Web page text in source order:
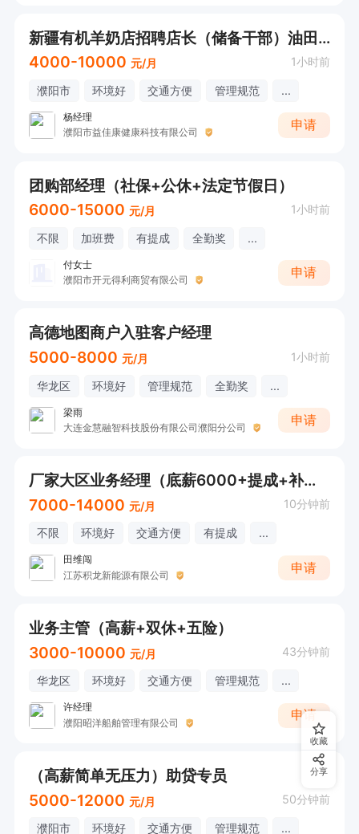
新疆有机羊奶店招聘店长（储备干部）油田/市区
4000-10000 元/月 1小时前
濮阳市 环境好 交通方便 管理规范 ...
杨经理
濮阳市益佳康健康科技有限公司
申请
团购部经理（社保+公休+法定节假日）
6000-15000 元/月 1小时前
不限 加班费 有提成 全勤奖 ...
付女士
濮阳市开元得利商贸有限公司
申请
高德地图商户入驻客户经理
5000-8000 元/月 1小时前
华龙区 环境好 管理规范 全勤奖 ...
梁雨
大连金慧融智科技股份有限公司濮阳分公司
申请
厂家大区业务经理（底薪6000+提成+补助+大公司前景好）
7000-14000 元/月 10分钟前
不限 环境好 交通方便 有提成 ...
田维闯
江苏积龙新能源有限公司
申请
业务主管（高薪+双休+五险）
3000-10000 元/月 43分钟前
华龙区 环境好 交通方便 管理规范 ...
许经理
濮阳昭洋船舶管理有限公司
申请
（高薪简单无压力）助贷专员
5000-12000 元/月 50分钟前
濮阳市 环境好 交通方便 管理规范 ...
收藏
分享